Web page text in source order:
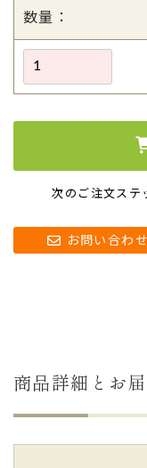
数量：
次のご注文ステ
お問い合わせ
商品詳細とお